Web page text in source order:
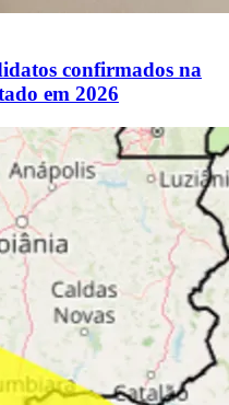
confirmados na
em 2026